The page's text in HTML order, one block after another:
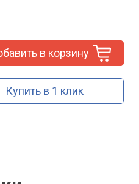
в корзину
Купить в 1 клик